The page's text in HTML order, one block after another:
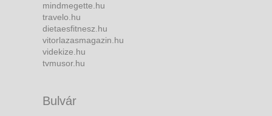
mindmegette.hu
travelo.hu
dietaesfitnesz.hu
vitorlazasmagazin.hu
videkize.hu
tvmusor.hu
Bulvár